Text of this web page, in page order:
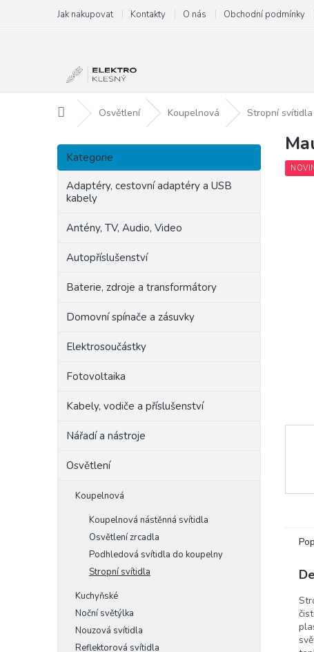
obsah
Jak nakupovat Kontakty O nás Obchodní podmínky
Domů Osvětlení Koupelnová Stropní svítidla
P
s
Přeskočit
kategorie
Kategorie
Adaptéry, cestovní adaptéry a USB
kabely
Antény, TV, Audio, Video
Autopříslušenství
Baterie, zdroje a transformátory
Domovní spínače a zásuvky
Elektrosoučástky
Fotovoltaika
Kabely, vodiče a příslušenství
Nářadí a nástroje
Osvětlení
Koupelnová
Koupelnová nástěnná svítidla
Osvětlení zrcadla
Podhledová svítidla do koupelny
Stropní svítidla
Kuchyňské
Noční světýlka
Nouzová svítidla
Reflektorová svítidla